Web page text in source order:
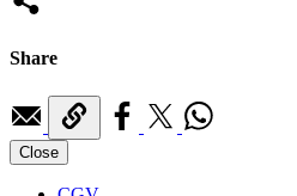
Share
Close